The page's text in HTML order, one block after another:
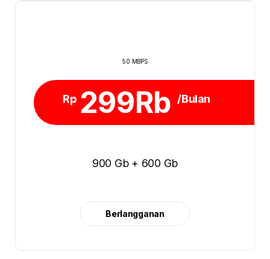
50 MBPS
Rp 299Rb /Bulan
900 Gb + 600 Gb
Berlangganan